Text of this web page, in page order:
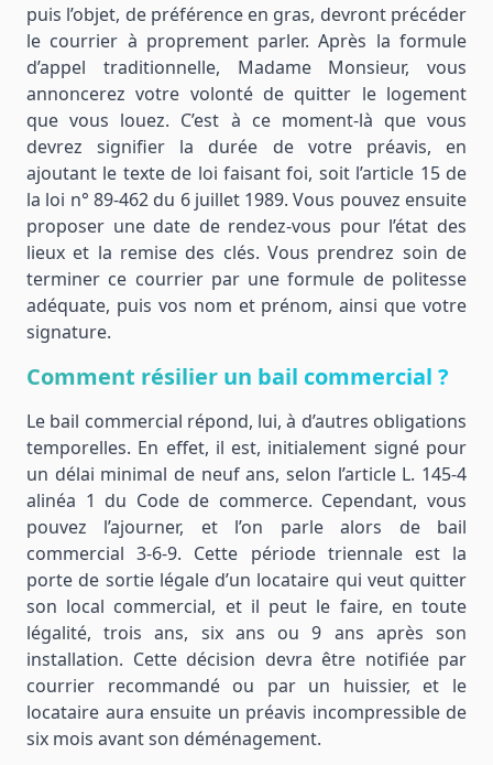
puis l’objet, de préférence en gras, devront précéder
le courrier à proprement parler. Après la formule
d’appel traditionnelle, Madame Monsieur, vous
annoncerez votre volonté de quitter le logement
que vous louez. C’est à ce moment-là que vous
devrez signifier la durée de votre préavis, en
ajoutant le texte de loi faisant foi, soit l’article 15 de
la loi n° 89-462 du 6 juillet 1989. Vous pouvez ensuite
proposer une date de rendez-vous pour l’état des
lieux et la remise des clés. Vous prendrez soin de
terminer ce courrier par une formule de politesse
adéquate, puis vos nom et prénom, ainsi que votre
signature.
Comment résilier un bail commercial ?
Le bail commercial répond, lui, à d’autres obligations
temporelles. En effet, il est, initialement signé pour
un délai minimal de neuf ans, selon l’article L. 145-4
alinéa 1 du Code de commerce. Cependant, vous
pouvez l’ajourner, et l’on parle alors de bail
commercial 3-6-9. Cette période triennale est la
porte de sortie légale d’un locataire qui veut quitter
son local commercial, et il peut le faire, en toute
légalité, trois ans, six ans ou 9 ans après son
installation. Cette décision devra être notifiée par
courrier recommandé ou par un huissier, et le
locataire aura ensuite un préavis incompressible de
six mois avant son déménagement.